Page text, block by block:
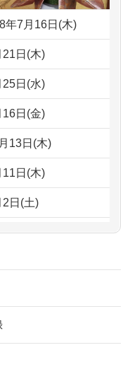
の供養をしてい
人形です、供養
き取ってくださ
にお雛様を出し
みを供養いただ
ちんと供養して
以外はどうして
も良いですか？
年7月16日(木)
日(木)
日(水)
日(金)
13日(木)
日(木)
2日(土)
20日(金)
日(金)
日(金)